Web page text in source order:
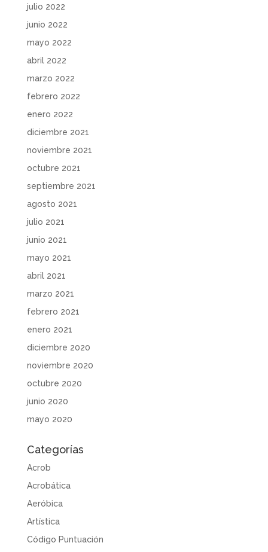
julio 2022
junio 2022
mayo 2022
abril 2022
marzo 2022
febrero 2022
enero 2022
diciembre 2021
noviembre 2021
octubre 2021
septiembre 2021
agosto 2021
julio 2021
junio 2021
mayo 2021
abril 2021
marzo 2021
febrero 2021
enero 2021
diciembre 2020
noviembre 2020
octubre 2020
junio 2020
mayo 2020
Categorías
Acrob
Acrobática
Aeróbica
Artística
Código Puntuación